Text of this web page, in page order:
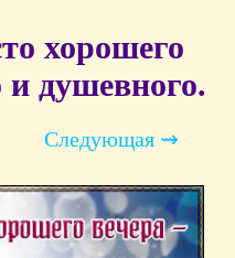
хорошего
и душевного.
Следующая ⇝